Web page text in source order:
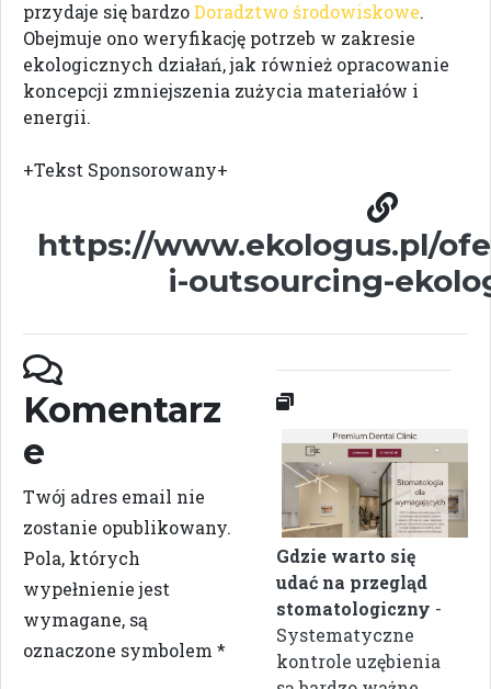
przydaje się bardzoDoradztwo środowiskowe.
Obejmuje ono weryfikację potrzeb w zakresie
ekologicznych działań, jak również opracowanie
koncepcji zmniejszenia zużycia materiałów i
energii.
+Tekst Sponsorowany+
https://www.ekologus.pl/
i-outsourcing-
Komentarz
e
Twój adres email nie
zostanie opublikowany.
Pola, których
wypełnienie jest
wymagane, są
oznaczone symbolem *
Gdzie warto się
udać na przegląd
stomatologiczny -
Systematyczne
kontrole uzębienia